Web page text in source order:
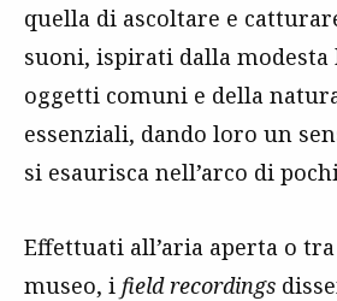
quella di ascoltare e
suoni, ispirati dalla modesta
oggetti comuni e della
essenziali, dando loro un
si esaurisca nell’arco di
Effettuati all’aria aperta o
museo, i field recordings